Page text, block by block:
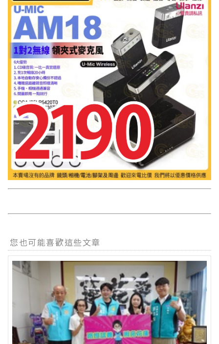
您也可能喜歡這些文章